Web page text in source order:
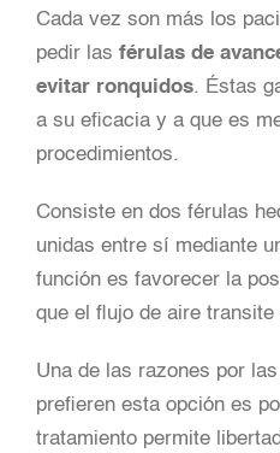
Cada vez son más los
pedir las férulas de
evitar ronquidos. Éstas
a su eficacia y a que es
procedimientos.
Consiste en dos férulas
unidas entre sí mediante
función es favorecer la
que el flujo de aire transite
Una de las razones por
prefieren esta opción es
tratamiento permite